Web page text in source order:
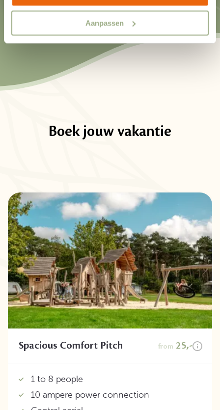
Aanpassen
Speelplezier
Boek jouw vakantie
Spacious Comfort Pitch from 25,-
1 to 8 people
10 ampere power connection